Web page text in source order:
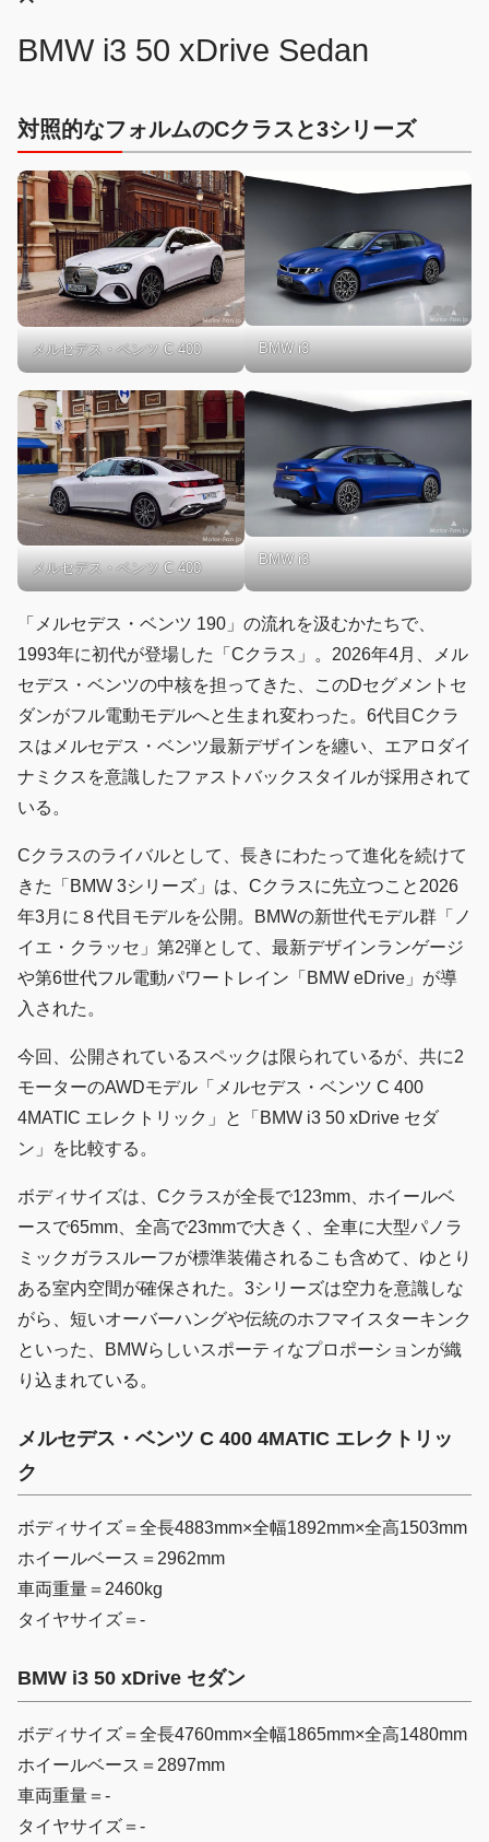
BMW i3 50 xDrive Sedan
対照的なフォルムのCクラスと3シリーズ
メルセデス・ベンツ C 400 BMW i3
メルセデス・ベンツ C 400
BMW i3
「メルセデス・ベンツ 190」の流れを汲むかたちで、
1993年に初代が登場した「Cクラス」。2026年4月、メル
セデス・ベンツの中核を担ってきた、このDセグメントセ
ダンがフル電動モデルへと生まれ変わった。6代目Cクラ
スはメルセデス・ベンツ最新デザインを纏い、エアロダイ
ナミクスを意識したファストバックスタイルが採用されて
いる。
Cクラスのライバルとして、長きにわたって進化を続けて
きた「BMW 3シリーズ」は、Cクラスに先立つこと2026
年3月に８代目モデルを公開。BMWの新世代モデル群「ノ
イエ・クラッセ」第2弾として、最新デザインランゲージ
や第6世代フル電動パワートレイン「BMW eDrive」が導
入された。
今回、公開されているスペックは限られているが、共に2
モーターのAWDモデル「メルセデス・ベンツ C 400
4MATIC エレクトリック」と「BMW i3 50 xDrive セダ
ン」を比較する。
ボディサイズは、Cクラスが全長で123mm、ホイールベ
ースで65mm、全高で23mmで大きく、全車に大型パノラ
ミックガラスルーフが標準装備されるこも含めて、ゆとり
ある室内空間が確保された。3シリーズは空力を意識しな
がら、短いオーバーハングや伝統のホフマイスターキンク
といった、BMWらしいスポーティなプロポーションが織
り込まれている。
メルセデス・ベンツ C 400 4MATIC エレクトリッ
ク
ボディサイズ＝全長4883mm×全幅1892mm×全高1503mm
ホイールベース＝2962mm
車両重量＝2460kg
タイヤサイズ＝-
BMW i3 50 xDrive セダン
ボディサイズ＝全長4760mm×全幅1865mm×全高1480mm
ホイールベース＝2897mm
車両重量＝-
タイヤサイズ＝-